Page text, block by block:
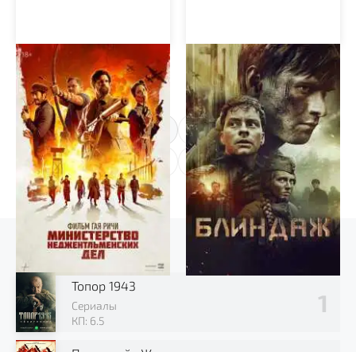
Министерство
неджентльменских дел
Блиндаж
1 2
Выбор зрителя
Топор 1943
Сериалы
КП: 6.5